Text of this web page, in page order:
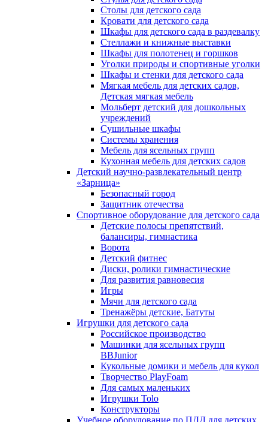
Столы для детского сада
Кровати для детского сада
Шкафы для детского сада в раздевалку
Стеллажи и книжные выставки
Шкафы для полотенец и горшков
Уголки природы и спортивные уголки
Шкафы и стенки для детского сада
Мягкая мебель для детских садов,
Детская мягкая мебель
Мольберт детский для дошкольных
учреждений
Сушильные шкафы
Системы хранения
Мебель для ясельных групп
Кухонная мебель для детских садов
Детский научно-развлекательный центр
«Зарница»
Безопасный город
Защитник отечества
Спортивное оборудование для детского сада
Детские полосы препятствий,
балансиры, гимнастика
Ворота
Детский фитнес
Диски, ролики гимнастические
Для развития равновесия
Игры
Мячи для детского сада
Тренажёры детские, Батуты
Игрушки для детского сада
Российское производство
Машинки для ясельных групп
BBJunior
Кукольные домики и мебель для кукол
Творчество PlayFoam
Для самых маленьких
Игрушки Tolo
Конструкторы